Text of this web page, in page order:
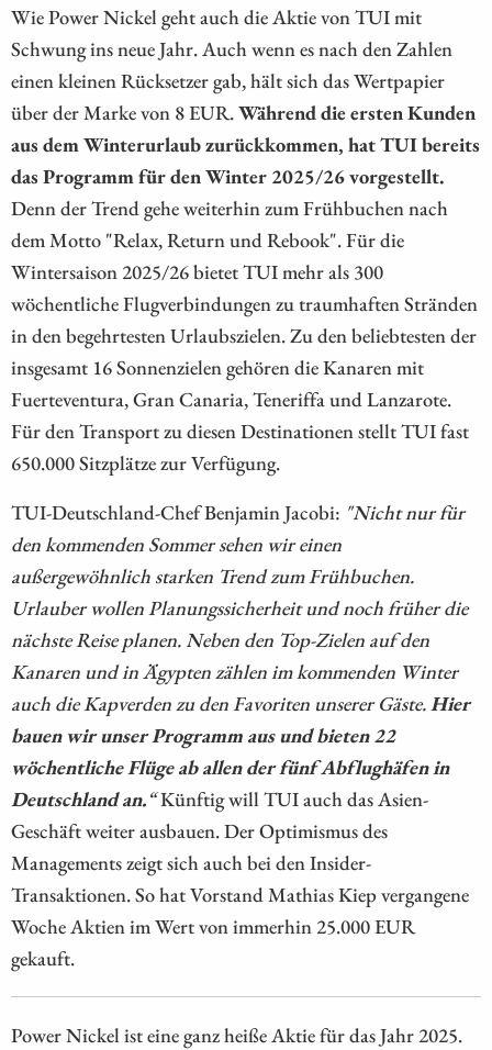
Wie Power Nickel geht auch die Aktie von TUI mit
Schwung ins neue Jahr. Auch wenn es nach den Zahlen
einen kleinen Rücksetzer gab, hält sich das Wertpapier
über der Marke von 8 EUR.Während die ersten Kunden
aus dem Winterurlaub zurückkommen, hat TUI bereits
das Programm für den Winter 2025/26 vorgestellt.
Denn der Trend gehe weiterhin zum Frühbuchen nach
dem Motto "Relax, Return und Rebook". Für die
Wintersaison 2025/26 bietet TUI mehr als 300
wöchentliche Flugverbindungen zu traumhaften Stränden
in den begehrtesten Urlaubszielen. Zu den beliebtesten der
insgesamt 16 Sonnenzielen gehören die Kanaren mit
Fuerteventura, Gran Canaria, Teneriffa und Lanzarote.
Für den Transport zu diesen Destinationen stellt TUI fast
650.000 Sitzplätze zur Verfügung.
TUI-Deutschland-Chef Benjamin Jacobi: "Nicht nur für
den kommenden Sommer sehen wir einen
außergewöhnlich starken Trend zum Frühbuchen.
Urlauber wollen Planungssicherheit und noch früher die
nächste Reise planen. Neben den Top-Zielen auf den
Kanaren und in Ägypten zählen im kommenden Winter
auch die Kapverden zu den Favoriten unserer Gäste.Hier
bauen wir unser Programm aus und bieten 22
wöchentliche Flüge ab allen der fünf Abflughäfen in
Deutschland an.“Künftig will TUI auch das Asien-
Geschäft weiter ausbauen. Der Optimismus des
Managements zeigt sich auch bei den Insider-
Transaktionen. So hat Vorstand Mathias Kiep vergangene
Woche Aktien im Wert von immerhin 25.000 EUR
gekauft.
Power Nickel ist eine ganz heiße Aktie für das Jahr 2025.